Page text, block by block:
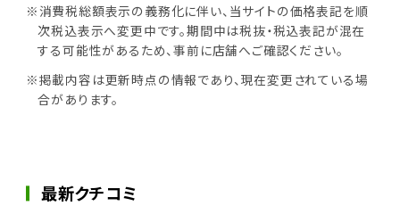
※消費税総額表示の義務化に伴い、当サイトの価格表記を順
次税込表示へ変更中です。期間中は税抜・税込表記が混在
する可能性があるため、事前に店舗へご確認ください。
※掲載内容は更新時点の情報であり、現在変更されている場
合があります。
最新クチコミ